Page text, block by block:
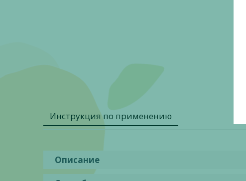
Инструкция по применению
Описание